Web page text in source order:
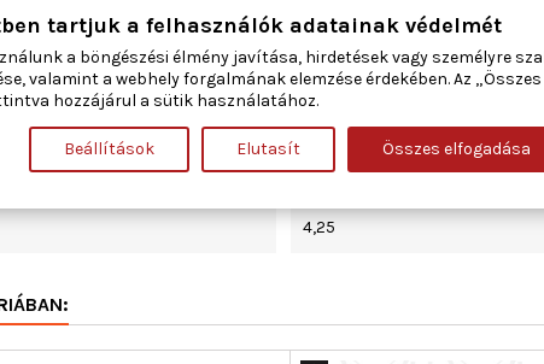
A hengerfej fedéltől a
17
9
4,25
tartjuk a felhasználók adatainak védelmét
a böngészési élmény javítása, hirdetések vagy személyre
valamint a webhely forgalmának elemzése érdekében. Az
hozzájárul a sütik használatához.
Beállítások Elutasít Összes elfogadása